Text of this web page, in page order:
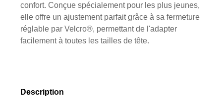
confort. Conçue spécialement pour les plus jeunes,
elle offre un ajustement parfait grâce à sa fermeture
réglable par Velcro®, permettant de l'adapter
facilement à toutes les tailles de tête.
Description